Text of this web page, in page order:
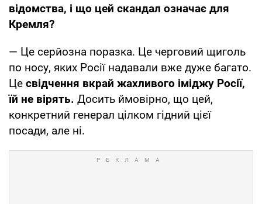
відомства, і що цей скандал означає для
Кремля?
— Це серйозна поразка. Це черговий щиголь
по носу, яких Росії надавали вже дуже багато.
Це свідчення вкрай жахливого іміджу Росії,
їй не вірять. Досить ймовірно, що цей,
конкретний генерал цілком гідний цієї
посади, але ні.